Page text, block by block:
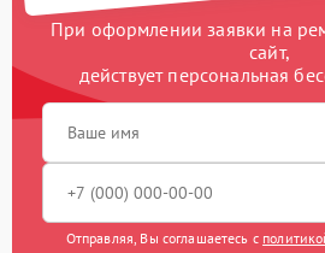
При оформлении заявки на
сайт,
действует персональная
Отправляя, Вы соглашаетесь с